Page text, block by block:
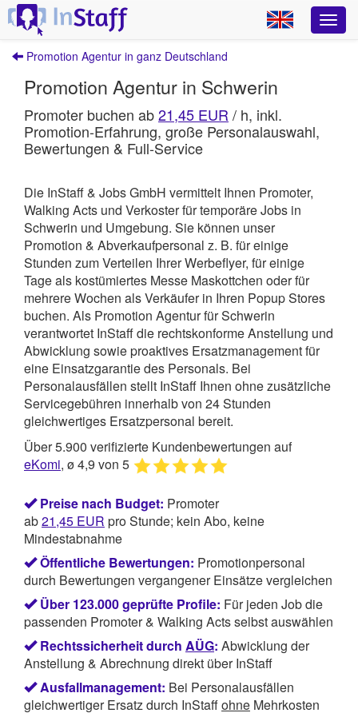
Promotion Agentur in ganz Deutschland
Promotion Agentur in Schwerin
Promoter buchen ab21,45 EUR / h, inkl.
Promotion-Erfahrung, große Personalauswahl,
Bewertungen & Full-Service
Die InStaff & Jobs GmbH vermittelt Ihnen Promoter,
Walking Acts und Verkoster für temporäre Jobs in
Schwerin und Umgebung. Sie können unser
Promotion & Abverkaufpersonal z. B. für einige
Stunden zum Verteilen Ihrer Werbeflyer, für einige
Tage als kostümiertes Messe Maskottchen oder für
mehrere Wochen als Verkäufer in Ihren Popup Stores
buchen. Als Promotion Agentur für Schwerin
verantwortet InStaffdie rechtskonforme Anstellung und
Abwicklung sowie proaktives Ersatzmanagement für
eine Einsatzgarantie des Personals. Bei
Personalausfällen stellt InStaff Ihnen ohne zusätzliche
Servicegebühren innerhalb von 24 Stunden
gleichwertiges Ersatzpersonal bereit.
Über 5.900 verifizierte Kundenbewertungen auf
eKomi, ø 4,9 von 5
Preise nach Budget: Promoter
ab21,45 EUR pro Stunde; kein Abo, keine
Mindestabnahme
Öffentliche Bewertungen: Promotionpersonal
durch Bewertungen vergangener Einsätze vergleichen
Über 123.000 geprüfte Profile: Für jeden Job die
passenden Promoter & Walking Acts selbst auswählen
Rechtssicherheit durch AÜG: Abwicklung der
Anstellung & Abrechnung direkt über InStaff
Ausfallmanagement: Bei Personalausfällen
gleichwertiger Ersatz durch InStaffohne Mehrkosten